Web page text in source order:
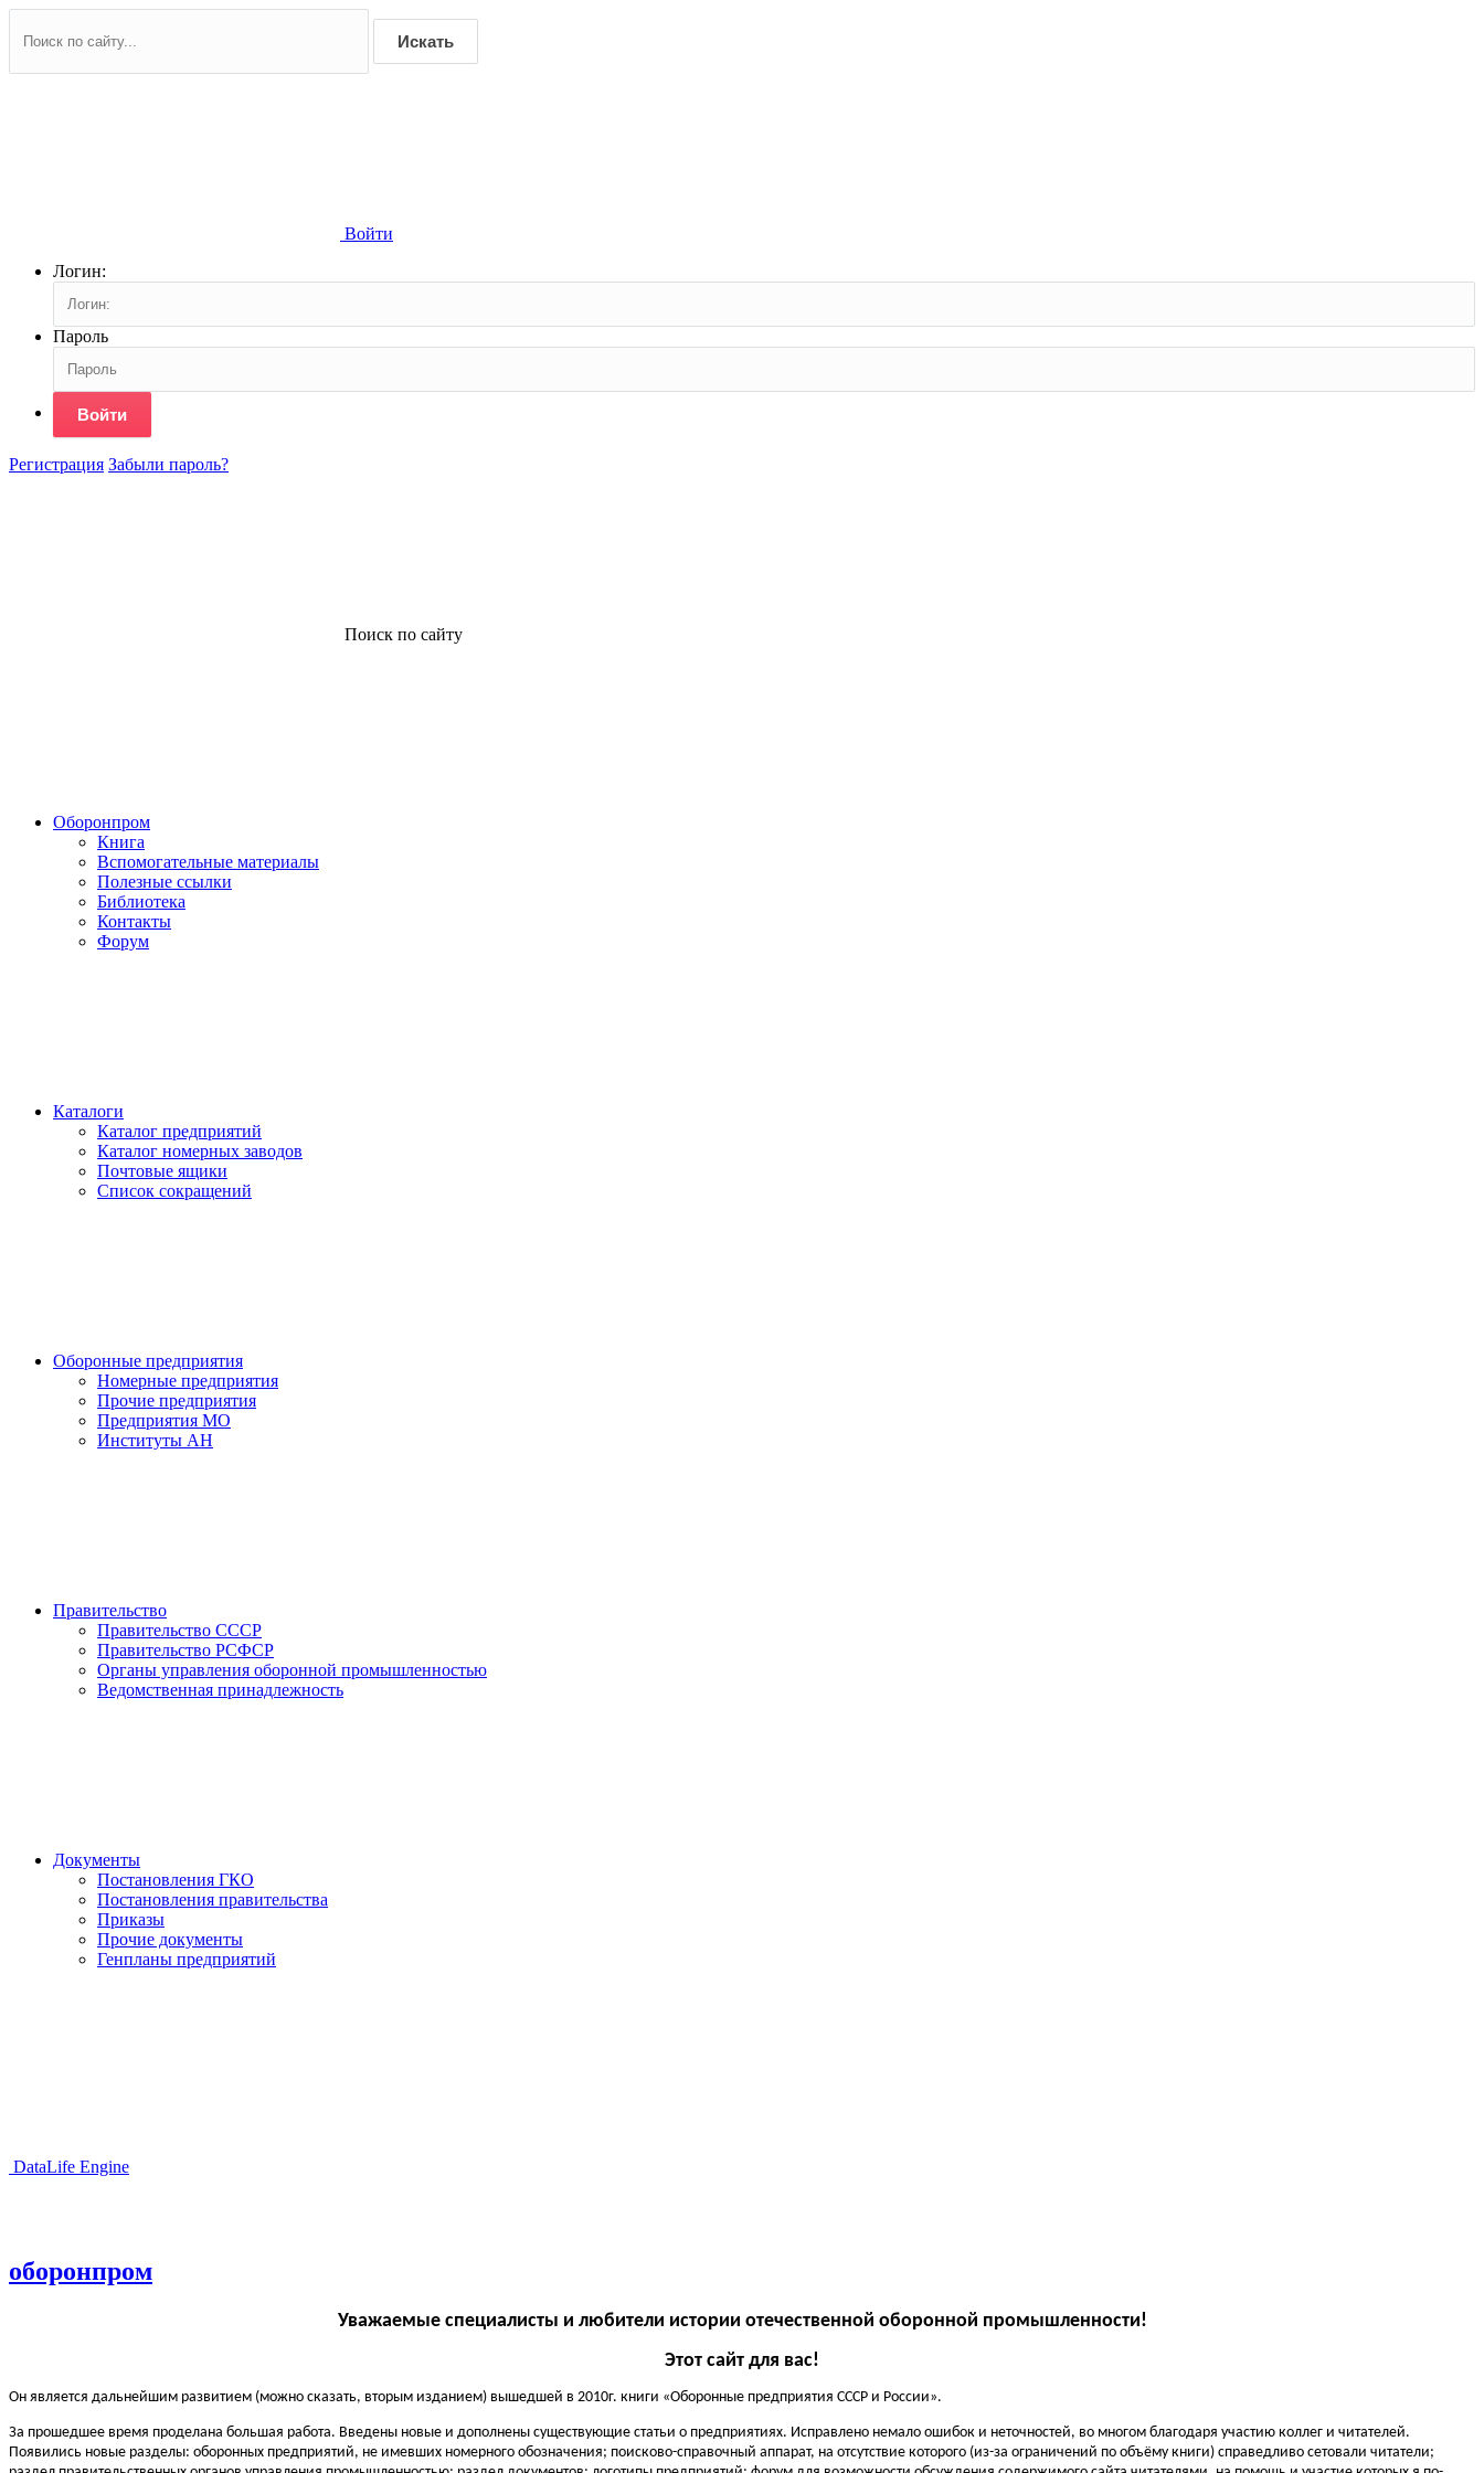
Искать
Войти
Логин:
Пароль
Войти
Регистрация Забыли пароль?
Поиск по сайту
Оборонпром
Книга
Вспомогательные материалы
Полезные ссылки
Библиотека
Контакты
Форум
Каталоги
Каталог предприятий
Каталог номерных заводов
Почтовые ящики
Список сокращений
Оборонные предприятия
Номерные предприятия
Прочие предприятия
Предприятия МО
Институты АН
Правительство
Правительство СССР
Правительство РСФСР
Органы управления оборонной промышленностью
Ведомственная принадлежность
Документы
Постановления ГКО
Постановления правительства
Приказы
Прочие документы
Генпланы предприятий
DataLife Engine
оборонпром
Уважаемые специалисты и любители истории отечественной оборонной промышленности!
Этот сайт для вас!
Он является дальнейшим развитием (можно сказать, вторым изданием) вышедшей в 2010г. книги «Оборонные предприятия СССР и России».
За прошедшее время проделана большая работа. Введены новые и дополнены существующие статьи о предприятиях. Исправлено немало ошибок и неточностей, во многом благодаря участию коллег и читателей.
Появились новые разделы: оборонных предприятий, не имевших номерного обозначения; поисково-справочный аппарат, на отсутствие которого (из-за ограничений по объёму книги) справедливо сетовали читатели;